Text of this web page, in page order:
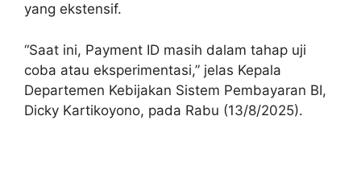
yang ekstensif.
“Saat ini, Payment ID masih dalam tahap uji
coba atau eksperimentasi,” jelas Kepala
Departemen Kebijakan Sistem Pembayaran BI,
Dicky Kartikoyono, pada Rabu (13/8/2025).